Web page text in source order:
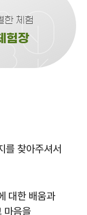
한 체험
험장
를 찾아주셔서
대한 배움과
마음을